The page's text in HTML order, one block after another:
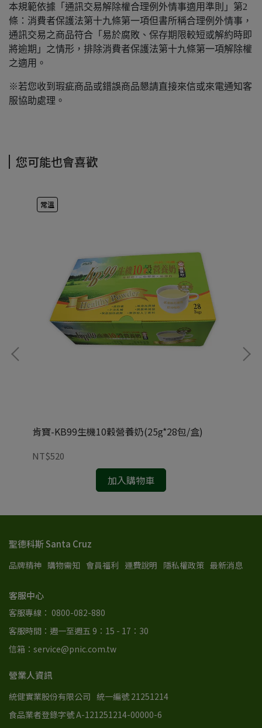
本規範依據「通訊交易解除權合理例外情事適用準則」第2
條：消費者保護法第十九條第一項但書所稱合理例外情事，
通訊交易之商品符合「易於腐敗、保存期限較短或解約時即
將逾期」之情形，排除消費者保護法第十九條第一項解除權
之適用。
※若您收到瑕疵商品或錯誤商品懇請直接來信或來電通知客
服協助處理。
您可能也會喜歡
常溫
肯寶-KB99生機10穀營養奶(25g*28包/盒)
NT$520
加入購物車
聖德科斯 Santa Cruz
品牌精神 購物需知 會員福利 運費說明 隱私權政策 最新消息
客服中心
客服專線： 0800-082-880
客服時間：週一至週五 9：15 - 17：30
信箱：service@pnic.com.tw
營業人資訊
統健實業股份有限公司 統一編號 21251214
食品業者登錄字號 A-121251214-00000-6